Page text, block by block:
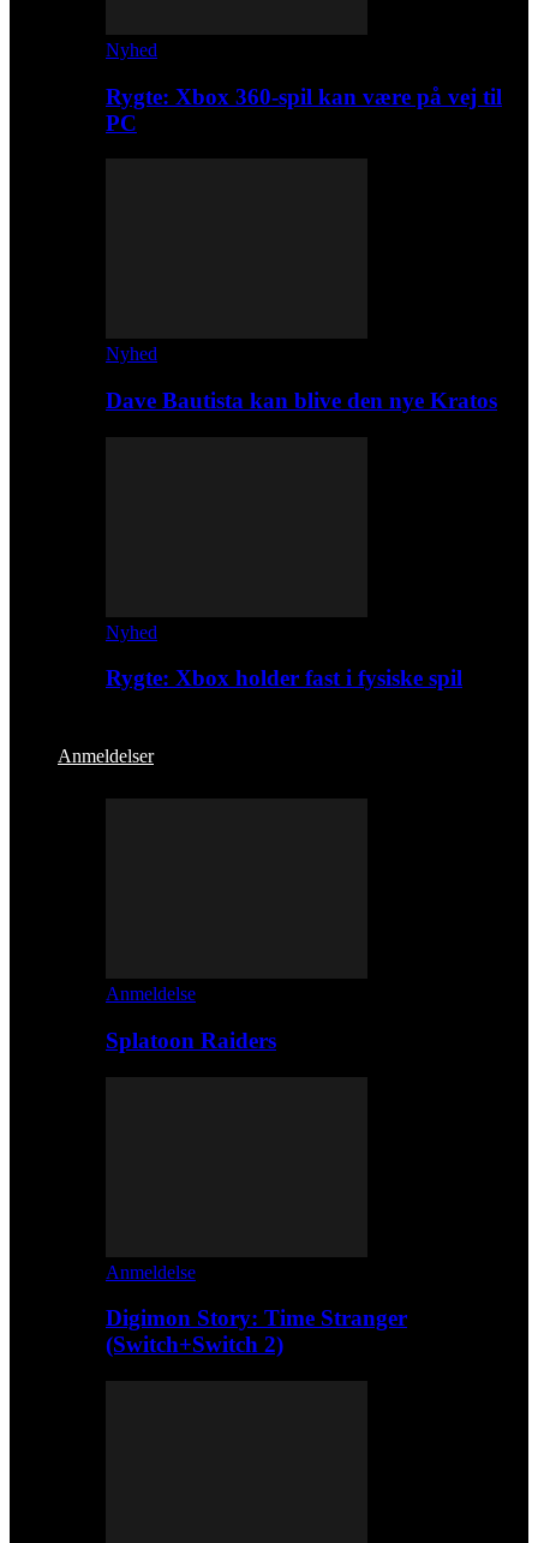
Nyhed
Rygte: Xbox 360-spil kan være på vej til
PC
Nyhed
Dave Bautista kan blive den nye Kratos
Nyhed
Rygte: Xbox holder fast i fysiske spil
Anmeldelser
Anmeldelse
Splatoon Raiders
Anmeldelse
Digimon Story: Time Stranger
(Switch+Switch 2)